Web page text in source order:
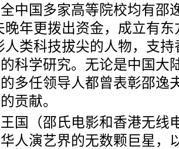
中国多家高等院校均有邵
晚年更拨出资金，成立有东
人类科技拔尖的人物，支
科学研究。无论是中国大
多任领导人都曾表彰邵逸
贡献。
国（邵氏电影和香港无线
人演艺界的无数颗巨星，